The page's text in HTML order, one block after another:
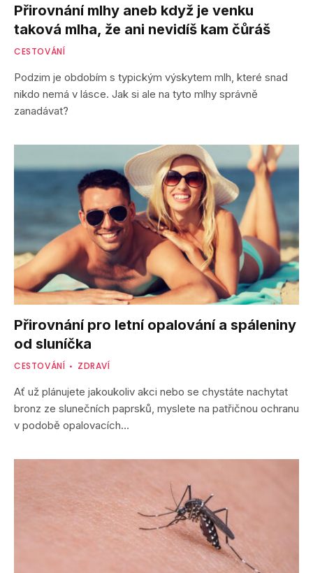
Přirovnání mlhy aneb když je venku
taková mlha, že ani nevidíš kam čůráš
CESTOVÁNÍ
Podzim je obdobím s typickým výskytem mlh, které snad
nikdo nemá v lásce. Jak si ale na tyto mlhy správně
zanadávat?
Přirovnání pro letní opalování a spáleniny
od sluníčka
CESTOVÁNÍ ZDRAVÍ
Ať už plánujete jakoukoliv akci nebo se chystáte nachytat
bronz ze slunečních paprsků, myslete na patřičnou ochranu
v podobě opalovacích…